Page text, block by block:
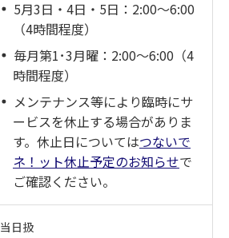
5月3日・4日・5日：2:00～6:00
（4時間程度）
毎月第1･3月曜：2:00～6:00（4
時間程度）
メンテナンス等により臨時にサ
ービスを休止する場合がありま
す。休止日についてはつないで
ネ！ット休止予定のお知らせで
ご確認ください。
当日扱